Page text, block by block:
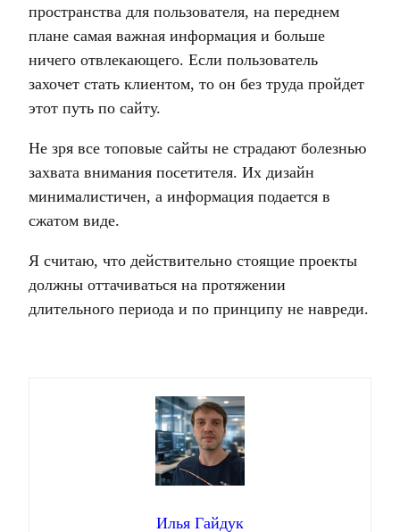
пространства для пользователя, на переднем
плане самая важная информация и больше
ничего отвлекающего. Если пользователь
захочет стать клиентом, то он без труда пройдет
этот путь по сайту.
Не зря все топовые сайты не страдают болезнью
захвата внимания посетителя. Их дизайн
минималистичен, а информация подается в
сжатом виде.
Я считаю, что действительно стоящие проекты
должны оттачиваться на протяжении
длительного периода и по принципу не навреди.
Илья Гайдук